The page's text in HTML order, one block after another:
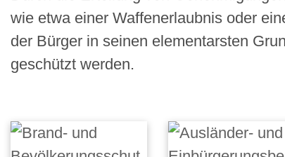
wie etwa einer Waffenerlaubnis oder
der Bürger in seinen elementarsten
geschützt werden.